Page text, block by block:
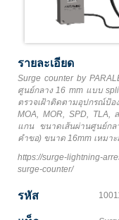
รายละเอียด
Surge counter by
ศูนย์กลาง 16 mm แบบ
ตรวจเฝ้าติดตามอุปกรณ์ป้
MOA, MOR, SPD, TLA,
แกน ขนาดเส้นผ่านศูนย์ก
คำขอ) ขนาด 16mm เหมา
https://surge-lightning-
surge-counter/
รหัส